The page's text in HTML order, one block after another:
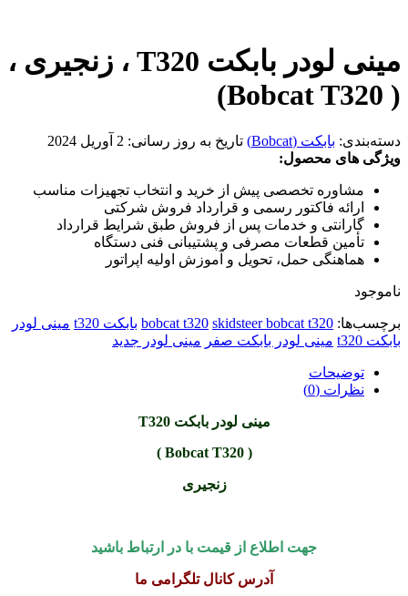
مینی لودر بابکت T320 ، زنجیری ،
( Bobcat T320)
دسته‌بندی: بابکت (Bobcat) تاریخ به روز رسانی: 2 آوریل 2024
ویژگی های محصول:
مشاوره تخصصی پیش از خرید و انتخاب تجهیزات مناسب
ارائه فاکتور رسمی و قرارداد فروش شرکتی
گارانتی و خدمات پس از فروش طبق شرایط قرارداد
تأمین قطعات مصرفی و پشتیبانی فنی دستگاه
هماهنگی حمل، تحویل و آموزش اولیه اپراتور
ناموجود
برچسب‌ها: bobcat t320 skidsteer bobcat t320 بابکت t320
مینی لودر
بابکت t320
مینی لودر بابکت صفر مینی لودر جدید
توضیحات
نظرات (0)
مینی لودر بابکت T320
( Bobcat T320 )
زنجیری
جهت اطلاع از قیمت با در ارتباط باشید
آدرس کانال تلگرامی ما